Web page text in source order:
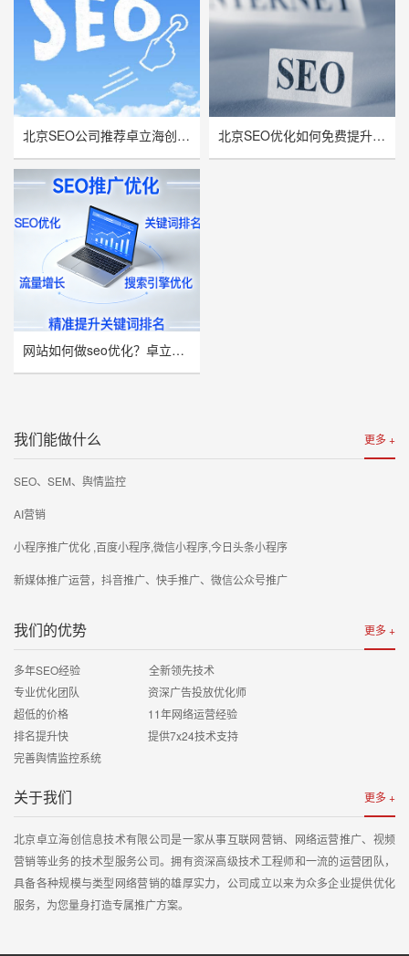
北京SEO公司推荐卓立海创，用技术实力赋能企业线上增长 北京SEO优化如何免费提升网站流量与曝光率？
网站如何做seo优化？卓立海创推荐
更多 +
我们能做什么
SEO、SEM、舆情监控
AI营销
小程序推广优化 ,百度小程序,微信小程序,今日头条小程序
新媒体推广运营，抖音推广、快手推广、微信公众号推广
更多 +
我们的优势
多年SEO经验 全新领先技术
专业优化团队 资深广告投放优化师
超低的价格 11年网络运营经验
排名提升快 提供7x24技术支持
完善舆情监控系统
更多 +
关于我们
北京卓立海创信息技术有限公司是一家从事互联网营销、网络运营推广、视频
营销等业务的技术型服务公司。拥有资深高级技术工程师和一流的运营团队，
具备各种规模与类型网络营销的雄厚实力，公司成立以来为众多企业提供优化
服务，为您量身打造专属推广方案。